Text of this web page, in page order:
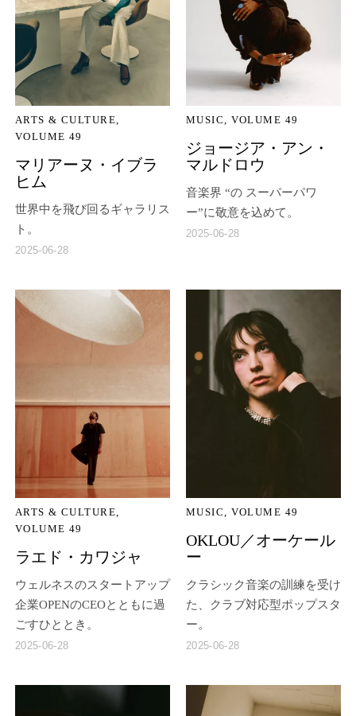
ARTS & CULTURE
VOLUME 49
マリアーヌ・イブラ
ヒム
世界中を飛び回るギャラリス
ト。
2025-06-28
MUSIC VOLUME 49
ジョージア・アン・
マルドロウ
音楽界 “の スーパーパワ
ー”に敬意を込めて。
2025-06-28
ARTS & CULTURE
VOLUME 49
ラエド・カワジャ
ウェルネスのスタートアップ
企業OPENのCEOとともに過
ごすひととき。
2025-06-28
MUSIC VOLUME 49
OKLOU／オーケール
ー
クラシック音楽の訓練を受け
た、クラブ対応型ポップスタ
ー。
2025-06-28